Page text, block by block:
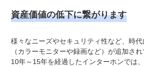
資産価値の低下に繋がります
様々なニーズやセキュリティ性など、時
（カラーモニターや録画など）が追加され
10年～15年を経過したインターホンでは